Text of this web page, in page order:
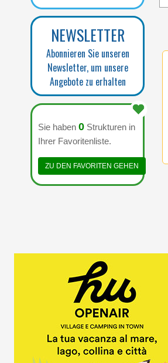
NEWSLETTER
Abonnieren Sie unseren
Newsletter, um unsere
Angebote zu erhalten
Sie haben 0 Strukturen in
Ihrer Favoritenliste.
ZU DEN FAVORITEN GEHEN
WILLKOMMEN IM
ERSTEN 5-STERNE-
CAMPINGPLATZ IN
ITALIEN